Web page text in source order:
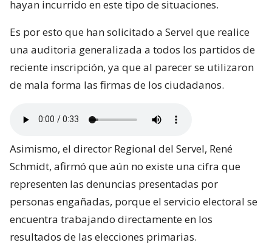
hayan incurrido en este tipo de situaciones.
Es por esto que han solicitado a Servel que realice
una auditoria generalizada a todos los partidos de
reciente inscripción, ya que al parecer se utilizaron
de mala forma las firmas de los ciudadanos.
Asimismo, el director Regional del Servel, René
Schmidt, afirmó que aún no existe una cifra que
representen las denuncias presentadas por
personas engañadas, porque el servicio electoral se
encuentra trabajando directamente en los
resultados de las elecciones primarias.